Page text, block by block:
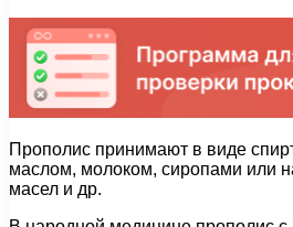
Прополис принимают в виде
маслом, молоком, сиропами или
масел и др.